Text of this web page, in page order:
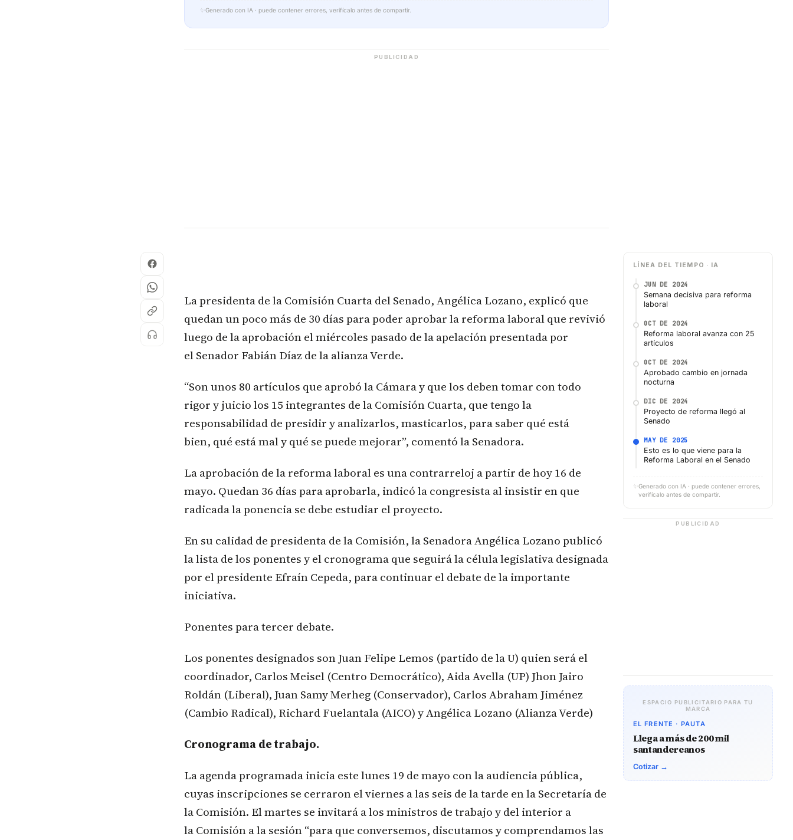
✨ Generado con IA · puede contener errores, verifícalo antes de compartir.
PUBLICIDAD
La presidenta de la Comisión Cuarta del Senado, Angélica Lozano, explicó que
quedan un poco más de 30 días para poder aprobar la reforma laboral que revivió
luego de la aprobación el miércoles pasado de la apelación presentada por
el Senador Fabián Díaz de la alianza Verde.
“Son unos 80 artículos que aprobó la Cámara y que los deben tomar con todo
rigor y juicio los 15 integrantes de la Comisión Cuarta, que tengo la
responsabilidad de presidir y analizarlos, masticarlos, para saber qué está
bien, qué está mal y qué se puede mejorar”, comentó la Senadora.
La aprobación de la reforma laboral es una contrarreloj a partir de hoy 16 de
mayo. Quedan 36 días para aprobarla, indicó la congresista al insistir en que
radicada la ponencia se debe estudiar el proyecto.
En su calidad de presidenta de la Comisión, la Senadora Angélica Lozano publicó
la lista de los ponentes y el cronograma que seguirá la célula legislativa designada
por el presidente Efraín Cepeda, para continuar el debate de la importante
iniciativa.
Ponentes para tercer debate.
Los ponentes designados son Juan Felipe Lemos (partido de la U) quien será el
coordinador, Carlos Meisel (Centro Democrático), Aida Avella (UP) Jhon Jairo
Roldán (Liberal), Juan Samy Merheg (Conservador), Carlos Abraham Jiménez
(Cambio Radical), Richard Fuelantala (AICO) y Angélica Lozano (Alianza Verde)
Cronograma de trabajo.
La agenda programada inicia este lunes 19 de mayo con la audiencia pública,
cuyas inscripciones se cerraron el viernes a las seis de la tarde en la Secretaría de
la Comisión. El martes se invitará a los ministros de trabajo y del interior a
la Comisión a la sesión “para que conversemos, discutamos y comprendamos las
LÍNEA DEL TIEMPO · IA
JUN DE 2024
Semana decisiva para reforma
laboral
OCT DE 2024
Reforma laboral avanza con 25
artículos
OCT DE 2024
Aprobado cambio en jornada
nocturna
DIC DE 2024
Proyecto de reforma llegó al
Senado
MAY DE 2025
Esto es lo que viene para la
Reforma Laboral en el Senado
✨ Generado con IA · puede contener errores,
verifícalo antes de compartir.
PUBLICIDAD
ESPACIO PUBLICITARIO PARA TU
MARCA
EL FRENTE · PAUTA
Llega a más de 200 mil
santandereanos
Cotizar →